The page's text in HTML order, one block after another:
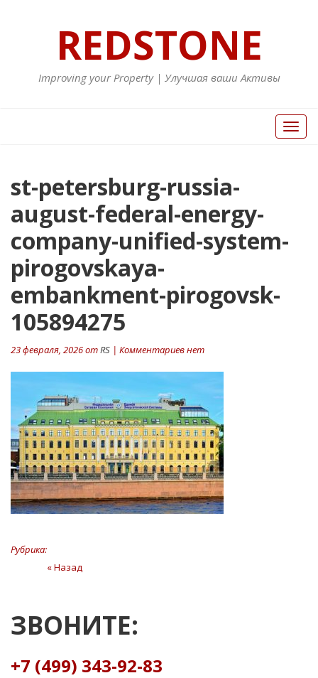
REDSTONE
Improving your Property | Улучшая ваши Активы
Вкл/
Выкл
st-petersburg-russia-
august-federal-energy-
company-unified-system-
pirogovskaya-
embankment-pirogovsk-
105894275
23 февраля, 2026 отRS | Комментариев нет
Рубрика:
Навигация
записям
« Назад
ЗВОНИТЕ:
+7 (499) 343-92-83